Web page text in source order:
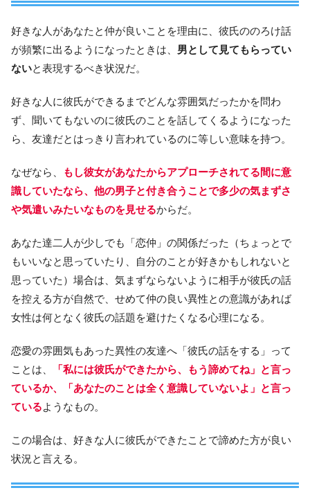
好きな人があなたと仲が良いことを理由に、彼氏ののろけ話
が頻繁に出るようになったときは、 男として見てもらってい
ないと表現するべき状況だ。
好きな人に彼氏ができるまでどんな雰囲気だったかを問わ
ず、聞いてもないのに彼氏のことを話してくるようになった
ら、友達だとはっきり言われているのに等しい意味を持つ。
なぜなら、
もし彼女があなたからアプローチされてる間に意
識していたなら、他の男子と付き合うことで多少の気まずさ
や気遣いみたいなものを見せるからだ。
あなた達二人が少しでも「恋仲」の関係だった（ちょっとで
もいいなと思っていたり、自分のことが好きかもしれないと
思っていた）場合は、気まずならないように相手が彼氏の話
を控える方が自然で、せめて仲の良い異性との意識があれば
女性は何となく彼氏の話題を避けたくなる心理になる。
恋愛の雰囲気もあった異性の友達へ「彼氏の話をする」って
ことは、
「私には彼氏ができたから、もう諦めてね」と言っ
ているか、「あなたのことは全く意識していないよ」と言っ
ているようなもの。
この場合は、好きな人に彼氏ができたことで諦めた方が良い
状況と言える。